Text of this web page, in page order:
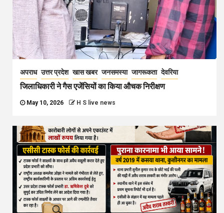
अपराध उत्तर प्रदेश खास खबर जनसमस्या जागरूकता देवरिया
जिलाधिकारी ने गैस एजेंसियों का किया औचक निरीक्षण
May 10, 2026 H S live news